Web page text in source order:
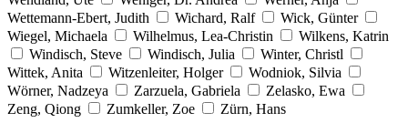
Wettemann-Ebert, Judith
Wichard, Ralf
Wick, Günter
Wiegel, Michaela
Wilhelmus, Lea-Christin
Wilkens, Katrin
Windisch, Steve
Windisch, Julia
Winter, Christl
Wittek, Anita
Witzenleiter, Holger
Wodniok, Silvia
Wörner, Nadzeya
Zarzuela, Gabriela
Zelasko, Ewa
Zeng, Qiong
Zumkeller, Zoe Zürn, Hans